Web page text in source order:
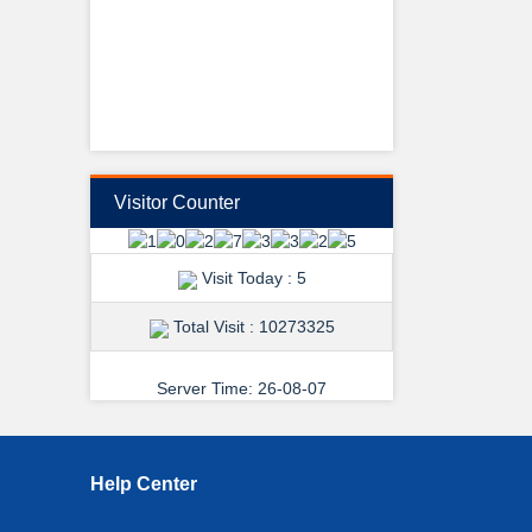
View Details →
শুভেচ্ছা ও অভিনন্দন
Visitor Counter
Visit Today : 5
Total Visit : 10273325
Server Time: 26-08-07
Help Center